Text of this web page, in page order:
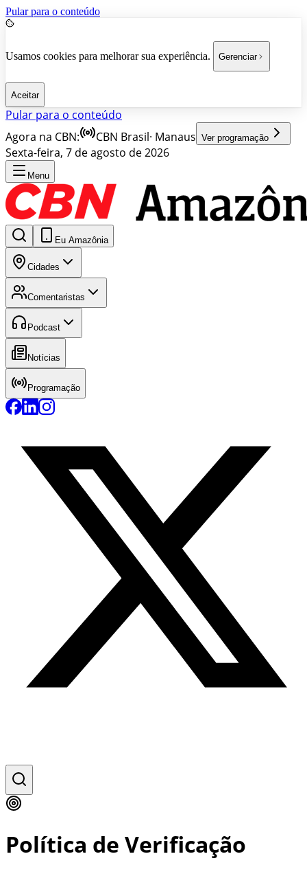
Pular para o conteúdo
Usamos cookies para melhorar sua experiência. Gerenciar
Aceitar
Pular para o conteúdo
Agora na CBN:
CBN Brasil· Manaus Ver programação
Sexta-feira, 7 de agosto de 2026
Menu
Eu Amazônia
Cidades
Comentaristas
Podcast
Notícias
Programação
Política de Verificação